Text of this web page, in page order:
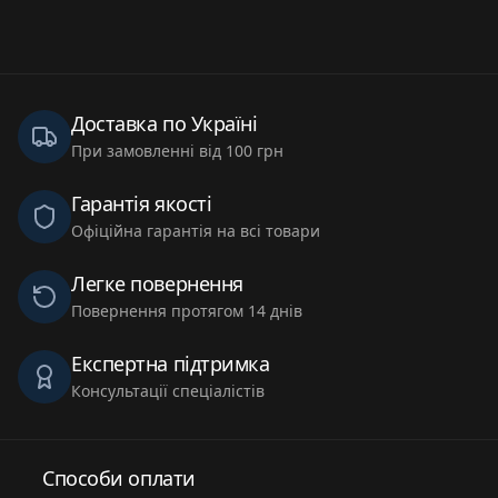
Доставка по Україні
При замовленні від 100 грн
Гарантія якості
Офіційна гарантія на всі товари
Легке повернення
Повернення протягом 14 днів
Експертна підтримка
Консультації спеціалістів
Способи оплати